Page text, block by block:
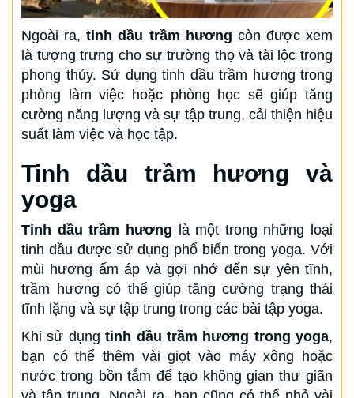
Ngoài ra,tinh dầu trầm hương còn được xem
là tượng trưng cho sự trường thọ và tài lộc trong
phong thủy. Sử dụng tinh dầu trầm hương trong
phòng làm việc hoặc phòng học sẽ giúp tăng
cường năng lượng và sự tập trung, cải thiện hiệu
suất làm việc và học tập.
Tinh dầu trầm hương và
yoga
Tinh dầu trầm hương là một trong những loại
tinh dầu được sử dụng phổ biến trong yoga. Với
mùi hương ấm áp và gợi nhớ đến sự yên tĩnh,
trầm hương có thể giúp tăng cường trạng thái
tĩnh lặng và sự tập trung trong các bài tập yoga.
Khi sử dụng tinh dầu trầm hương trong yoga,
bạn có thể thêm vài giọt vào máy xông hoặc
nước trong bồn tắm để tạo không gian thư giãn